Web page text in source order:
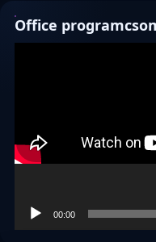
Office
00:00